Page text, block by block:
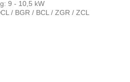
9 - 10,5 kW
/ BGR / BCL / ZGR / ZCL